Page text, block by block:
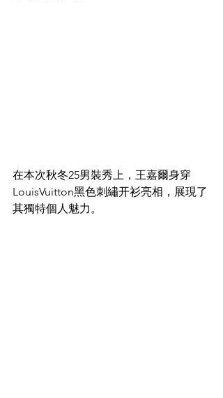
在本次秋冬25男裝秀上，王嘉爾身穿
LouisVuitton黑色刺繡开衫亮相，展現了
其獨特個人魅力。